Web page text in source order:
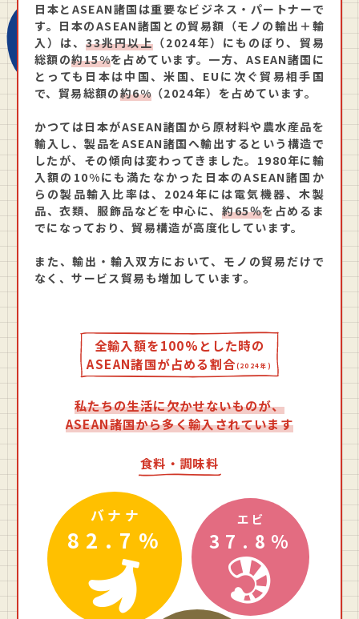
日本とASEAN諸国は重要なビジネス・パートナーで
す。日本のASEAN諸国との貿易額（モノの輸出＋輸
入）は、33兆円以上 （2024年）にものぼり、貿易
総額の約15%を占めています。一方、ASEAN諸国に
とっても日本は中国、米国、EUに次ぐ貿易相手国
で、貿易総額の約6% （2024年）を占めています。
かつては日本がASEAN諸国から原材料や農水産品を
輸入し、製品をASEAN諸国へ輸出するという構造で
したが、その傾向は変わってきました。1980年に輸
入額の10%にも満たなかった日本のASEAN諸国か
らの製品輸入比率は、2024年には電気機器、木製
品、衣類、服飾品などを中心に、 約65％を占めるま
でになっており、貿易構造が高度化しています。
また、輸出・輸入双方において、モノの貿易だけで
なく、サービス貿易も増加しています。
全輸入額を100%とした時の
ASEAN諸国が占める割合(2024年)
私たちの生活に欠かせないものが、
ASEAN諸国から多く輸入されています
食料・調味料
バナナ
82.7%
エビ
37.8%